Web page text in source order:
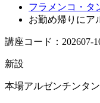
フラメンコ・タ
お勤め帰りにア
講座コード：202607-
新設
本場アルゼンチンタ